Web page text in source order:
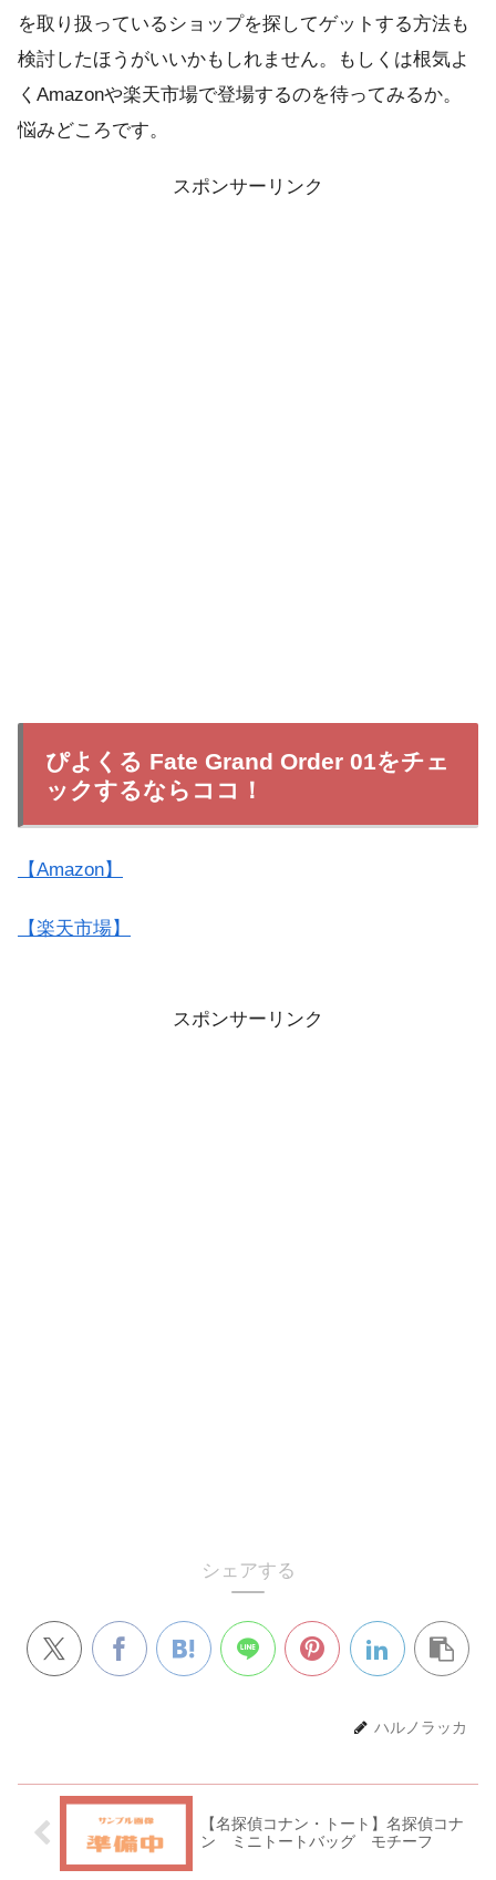
を取り扱っているショップを探してゲットする方法も
検討したほうがいいかもしれません。もしくは根気よ
くAmazonや楽天市場で登場するのを待ってみるか。
悩みどころです。
スポンサーリンク
ぴよくる Fate Grand Order 01をチェ
ックするならココ！
【Amazon】
【楽天市場】
スポンサーリンク
シェアする
ハルノラッカ
【名探偵コナン・トート】名探偵コナ
ン ミニトートバッグ モチーフ